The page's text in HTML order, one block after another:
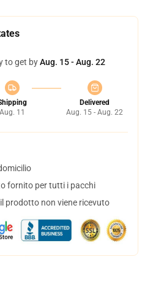
to get byAug. 15 - Aug. 22
Aug. 11
Delivered
Aug. 15 - Aug. 22
fornito per tutti i pacchi
prodotto non viene ricevuto